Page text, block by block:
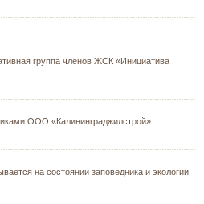
группа членов ЖСК «Инициатива
ООО «Калининграджилстрой».
на состоянии заповедника и экологии